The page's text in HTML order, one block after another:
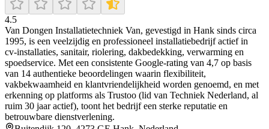
4.5
Van Dongen Installatietechniek Van, gevestigd in Hank sinds circa
1995, is een veelzijdig en professioneel installatiebedrijf actief in
cv‑installaties, sanitair, riolering, dakbedekking, verwarming en
spoedservice. Met een consistente Google-rating van 4,7 op basis
van 14 authentieke beoordelingen waarin flexibiliteit,
vakbekwaamheid en klantvriendelijkheid worden genoemd, en met
erkenning op platforms als Trustoo (lid van Techniek Nederland, al
ruim 30 jaar actief), toont het bedrijf een sterke reputatie en
betrouwbare dienstverlening.